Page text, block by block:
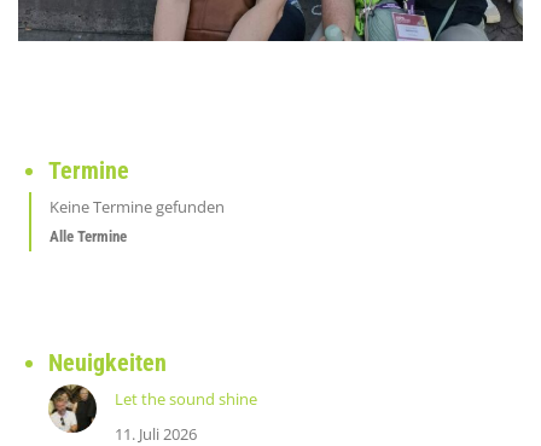
Termine
Keine Termine gefunden
Alle Termine
Neuigkeiten
Let the sound shine
11. Juli 2026